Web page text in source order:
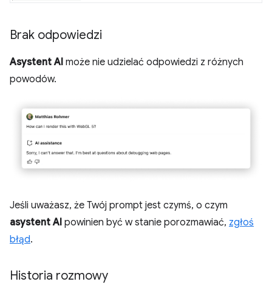
Brak odpowiedzi
Asystent AI może nie udzielać odpowiedzi z różnych
powodów.
Jeśli uważasz, że Twój prompt jest czymś, o czym
asystent AI powinien być w stanie porozmawiać, zgłoś
błąd.
Historia rozmowy